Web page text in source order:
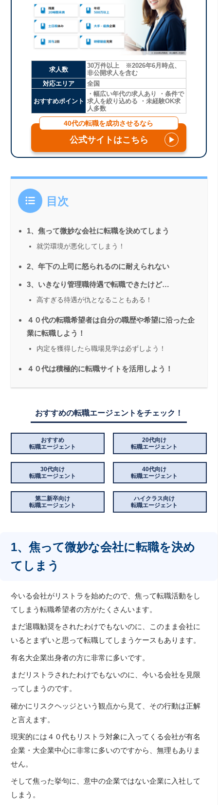
求人数
30万件以上 ※2026年6月時点、
非公開求人を含む
対応エリア
全国
おすすめポイント
・幅広い年代の求人あり ・条件で
求人を絞り込める ・未経験OK求
人多数
40代の転職を成功させるなら
公式サイトはこちら ▶
目次
1、焦って微妙な会社に転職を決めてしまう
就労環境が悪化してしまう！
2、年下の上司に怒られるのに耐えられない
3、いきなり管理職待遇で転職できたけど…
高すぎる待遇が仇となることもある！
４０代の転職希望者は自分の職歴や希望に沿った企
業に転職しよう！
内定を獲得したら職場見学は必ずしよう！
４０代は積極的に転職サイトを活用しよう！
おすすめの転職エージェントをチェック！
おすすめ
転職エージェント
20代向け
転職エージェント
30代向け
転職エージェント
40代向け
転職エージェント
第二新卒向け
転職エージェント
ハイクラス向け
転職エージェント
1、焦って微妙な会社に転職を決め
てしまう
今いる会社がリストラを始めたので、焦って転職活動をし
てしまう転職希望者の方がたくさんいます。
まだ退職勧奨をされたわけでもないのに、このまま会社に
いるとまずいと思って転職してしまうケースもあります。
有名大企業出身者の方に非常に多いです。
まだリストラされたわけでもないのに、今いる会社を見限
ってしまうのです。
確かにリスクヘッジという観点から見て、その行動は正解
と言えます。
現実的には４０代もリストラ対象に入ってくる会社が有名
企業・大企業中心に非常に多いのですから、無理もありま
せん。
そして焦った挙句に、意中の企業ではない企業に入社して
しまう。